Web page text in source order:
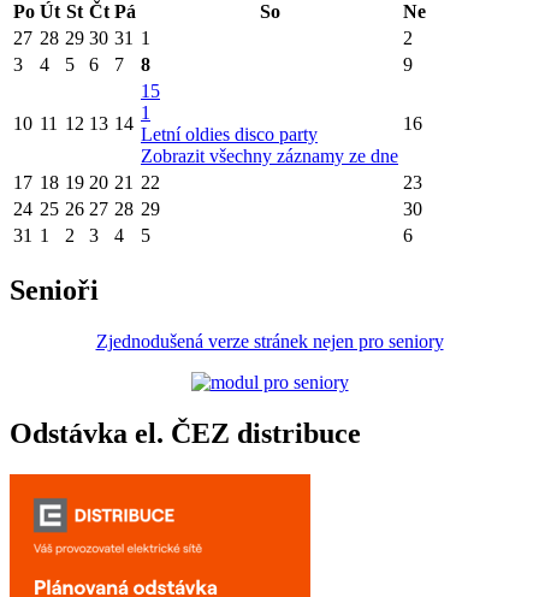
Po Út St Čt Pá So
Ne
27 28 29 30 31 1
2
3
4 5 6 7 8 9
10 11 12 13 14
15
1
Letní oldies disco party
Zobrazit všechny záznamy ze dne
16
17 18 19 20 21 22
23
24 25 26 27 28 29
30
31 1 2 3 4 5 6
Senioři
Zjednodušená verze stránek nejen pro seniory
Odstávka el. ČEZ distribuce